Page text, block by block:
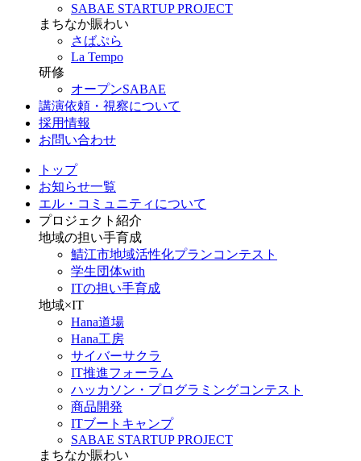
SABAE STARTUP PROJECT
まちなか賑わい
さばぷら
La Tempo
研修
オープンSABAE
講演依頼・視察について
採用情報
お問い合わせ
トップ
お知らせ一覧
エル・コミュニティについて
プロジェクト紹介
地域の担い手育成
鯖江市地域活性化プランコンテスト
学生団体with
ITの担い手育成
地域×IT
Hana道場
Hana工房
サイバーサクラ
IT推進フォーラム
ハッカソン・プログラミングコンテスト
商品開発
ITブートキャンプ
SABAE STARTUP PROJECT
まちなか賑わい